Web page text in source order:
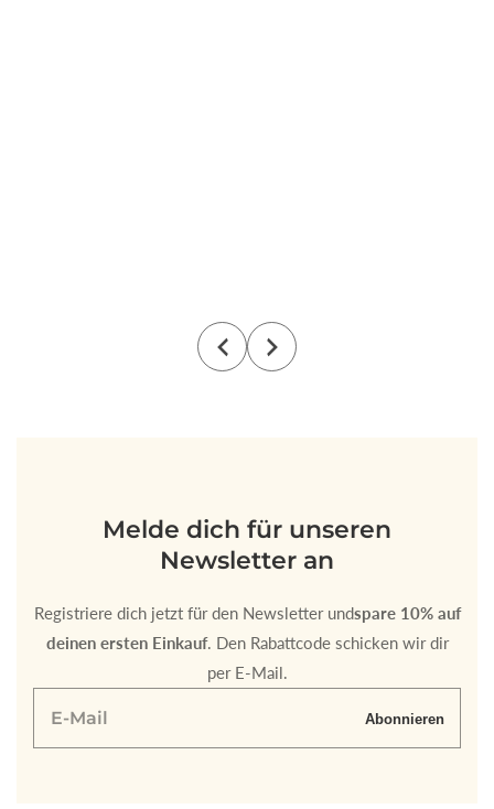
Melde dich für unseren
Newsletter an
Registriere dich jetzt für den Newsletter undspare 10% auf
deinen ersten Einkauf. Den Rabattcode schicken wir dir
per E-Mail.
E-
Abonnieren